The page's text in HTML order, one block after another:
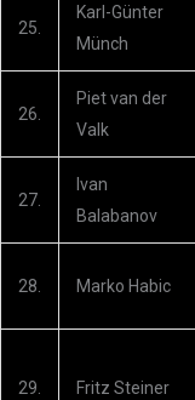
25.
Karl-Günter
Münch
26.
Piet van der
Valk
27.
Ivan
Balabanov
28. Marko Habic
29. Fritz Steiner